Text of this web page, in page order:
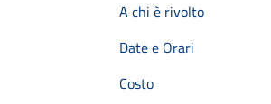
A chi è rivolto
Date e Orari
Costo